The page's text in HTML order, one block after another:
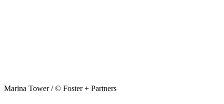
Marina Tower / © Foster + Partners